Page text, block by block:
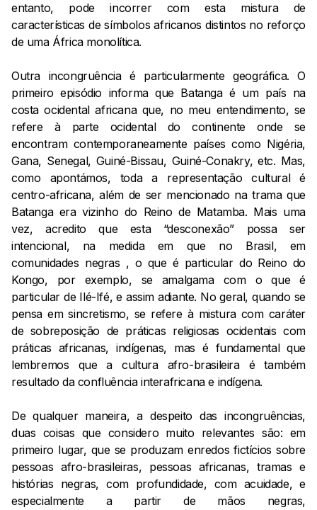
entanto, pode incorrer com esta mistura de
características de símbolos africanos distintos no reforço
de uma África monolítica.
Outra incongruência é particularmente geográfica. O
primeiro episódio informa que Batanga é um país na
costa ocidental africana que, no meu entendimento, se
refere à parte ocidental do continente onde se
encontram contemporaneamente países como Nigéria,
Gana, Senegal, Guiné-Bissau, Guiné-Conakry, etc. Mas,
como apontámos, toda a representação cultural é
centro-africana, além de ser mencionado na trama que
Batanga era vizinho do Reino de Matamba. Mais uma
vez, acredito que esta “desconexão” possa ser
intencional, na medida em que no Brasil, em
comunidades negras , o que é particular do Reino do
Kongo, por exemplo, se amalgama com o que é
particular de Ilé-Ifé, e assim adiante. No geral, quando se
pensa em sincretismo, se refere à mistura com caráter
de sobreposição de práticas religiosas ocidentais com
práticas africanas, indígenas, mas é fundamental que
lembremos que a cultura afro-brasileira é também
resultado da confluência interafricana e indígena.
De qualquer maneira, a despeito das incongruências,
duas coisas que considero muito relevantes são: em
primeiro lugar, que se produzam enredos fictícios sobre
pessoas afro-brasileiras, pessoas africanas, tramas e
histórias negras, com profundidade, com acuidade, e
especialmente a partir de mãos negras,